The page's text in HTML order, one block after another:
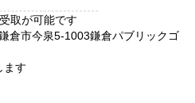
取が可能です
倉市今泉5-1003鎌倉パブリックゴ
ます